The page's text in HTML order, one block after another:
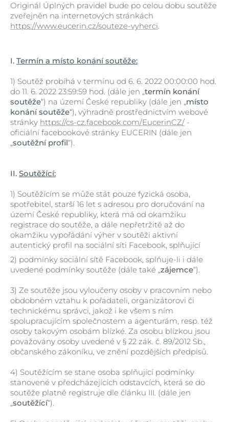
Originál Úplných pravidel bude po celou dobu soutěže
zveřejněn na internetových stránkách
https://www.eucerin.cz/souteze-vyherci.
I. Termín a místo konání soutěže:
1) Soutěž probíhá v termínu od 6. 6. 2022 00:00:00 hod.
do 11. 6. 2022 23:59:59 hod. (dále jen „termín konání
soutěže“) na území České republiky (dále jen „místo
konání soutěže“), výhradně prostřednictvím webové
stránky https://cs-cz.facebook.com/EucerinCZ/ -
oficiální facebookové stránky EUCERIN (dále jen
„soutěžní profil“).
II. Soutěžící:
1) Soutěžícím se může stát pouze fyzická osoba,
spotřebitel, starší 16 let s adresou pro doručování na
území České republiky, která má od okamžiku
registrace do soutěže, a dále nepřetržitě až do
okamžiku vypořádání výher v soutěži aktivní
autentický profil na sociální síti Facebook, splňující
2) podmínky sociální sítě Facebook, splňuje-li i dále
uvedené podmínky soutěže (dále také „zájemce“).
3) Ze soutěže jsou vyloučeny osoby v pracovním nebo
obdobném vztahu k pořadateli, organizátorovi či
technickému správci, jakož i ke všem s ním
spolupracujícím společnostem a agenturám, resp. též
osoby takovým osobám blízké. Za osobu blízkou jsou
považovány osoby uvedené v § 22 zák. č. 89/2012 Sb.,
občanského zákoníku, ve znění pozdějších předpisů.
4) Soutěžícím se stane osoba splňující podmínky
stanovené v předcházejících odstavcích, která se do
soutěže platně registruje dle článku III. (dále jen
„soutěžící“).